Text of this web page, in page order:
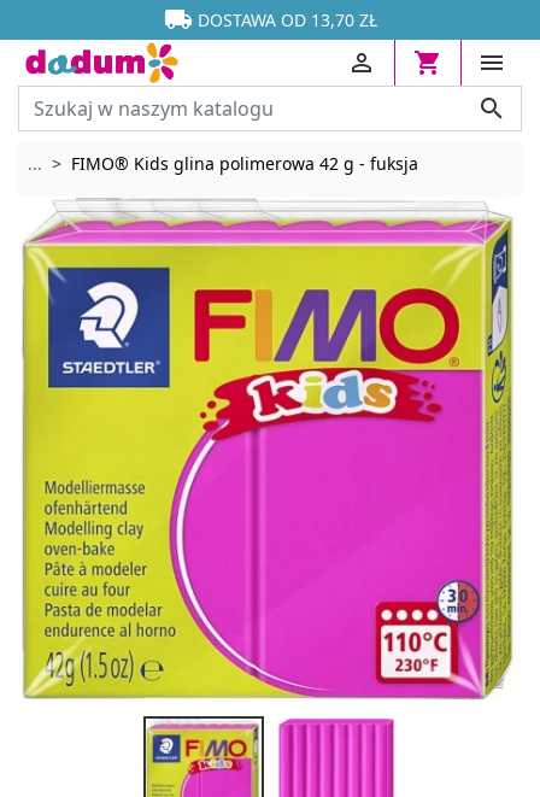

 DOSTAWA OD 13,70 ZŁ






... Rozwiń breadcrumbs
FIMO® Kids glina polimerowa 42 g - fuksja